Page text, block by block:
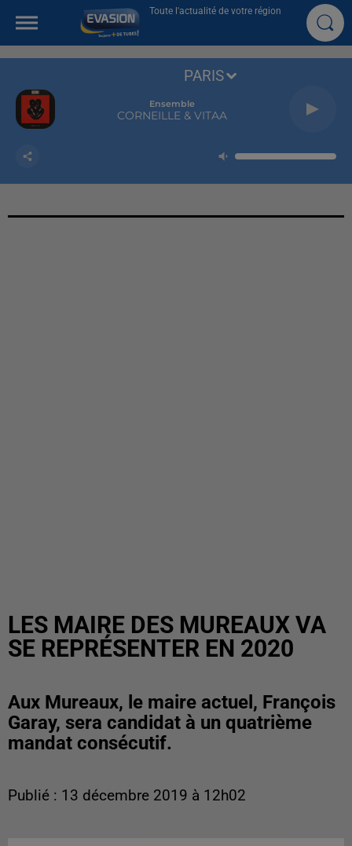
Toute l'actualité de votre région
Ensemble
CORNEILLE & VITAA
PARIS
LES MAIRE DES MUREAUX VA
SE REPRÉSENTER EN 2020
Aux Mureaux, le maire actuel, François
Garay, sera candidat à un quatrième
mandat consécutif.
Publié : 13 décembre 2019 à 12h02